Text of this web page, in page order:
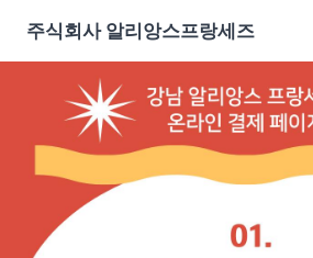
주식회사 알리앙스프랑세즈